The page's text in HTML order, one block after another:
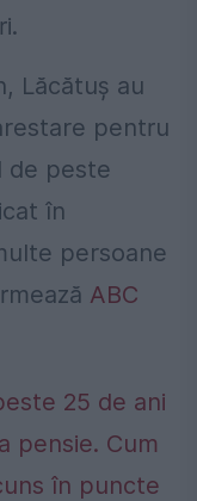
Lăcătuș au
pentru
de peste
în
persoane
ABC
25 de ani
pensie. Cum
în puncte